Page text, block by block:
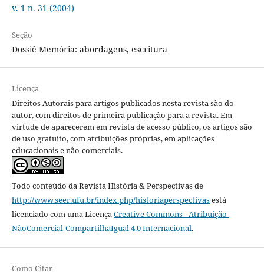
v. 1 n. 31 (2004)
Seção
Dossiê Memória: abordagens, escritura
Licença
Direitos Autorais para artigos publicados nesta revista são do
autor, com direitos de primeira publicação para a revista. Em
virtude de aparecerem em revista de acesso público, os artigos são
de uso gratuito, com atribuições próprias, em aplicações
educacionais e não-comerciais.
Todo conteúdo da Revista História & Perspectivasde
http://www.seer.ufu.br/index.php/historiaperspectivasestá
licenciado com uma LicençaCreative Commons - Atribuição-
NãoComercial-CompartilhaIgual 4.0 Internacional.
Como Citar